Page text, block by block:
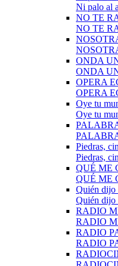
Ni palo al
NO TE
NO TE
ONDA
ONDA
OPERA
OPERA
Oye tu
Oye tu
Piedras,
Piedras,
QUÉ ME
QUÉ ME
Quién dijo
Quién dijo
RADIO
RADIO
RADIO
RADIO